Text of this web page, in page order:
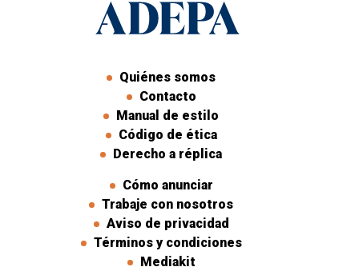
Quiénes somos
Contacto
Manual de estilo
Código de ética
Derecho a réplica
Cómo anunciar
Trabaje con nosotros
Aviso de privacidad
Términos y condiciones
Mediakit